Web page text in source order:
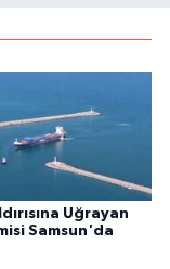
Uğrayan
Samsun'da